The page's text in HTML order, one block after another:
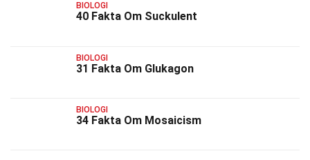
BIOLOGI
40 Fakta Om Suckulent
BIOLOGI
31 Fakta Om Glukagon
BIOLOGI
34 Fakta Om Mosaicism